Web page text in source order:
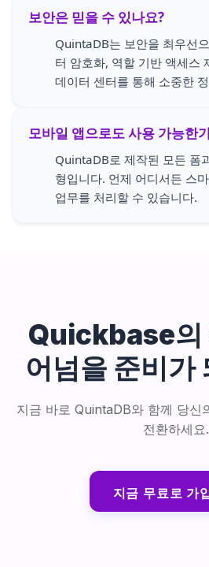
보안은 믿을 수 있나요?
QuintaDB는 보안을 최우선
터 암호화, 역할 기반 액세스
데이터 센터를 통해 소중한
모바일 앱으로도 사용 가능한
QuintaDB로 제작된 모든 폼
형입니다. 언제 어디서든 스
업무를 처리할 수 있습니다.
Quickbase의
어넘을 준비가
지금 바로 QuintaDB와 함께 당신
전환하세요.
지금 무료로 가